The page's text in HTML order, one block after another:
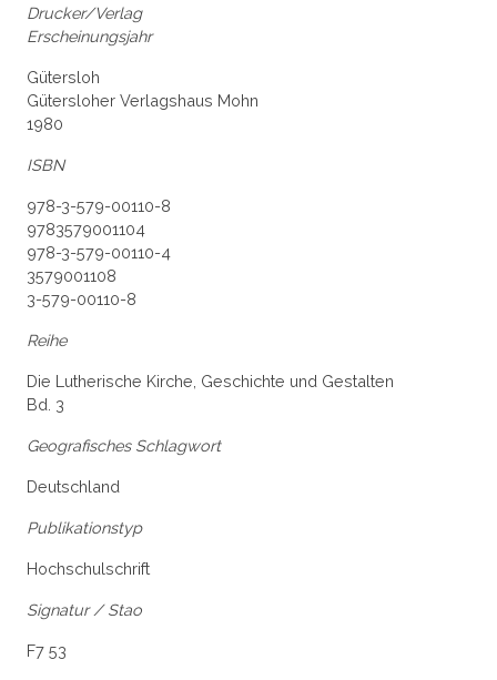
Drucker/Verlag
Erscheinungsjahr
Gütersloh
Gütersloher Verlagshaus Mohn
1980
ISBN
978-3-579-00110-8
9783579001104
978-3-579-00110-4
3579001108
3-579-00110-8
Reihe
Die Lutherische Kirche, Geschichte und Gestalten
Bd. 3
Geografisches Schlagwort
Deutschland
Publikationstyp
Hochschulschrift
Signatur / Stao
F7 53